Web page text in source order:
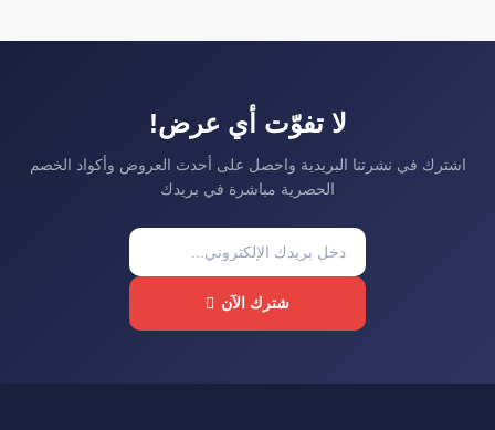
لا تفوّت أي عرض!
اشترك في نشرتنا البريدية واحصل على أحدث العروض وأكواد الخصم
الحصرية مباشرة في بريدك
شترك الآن